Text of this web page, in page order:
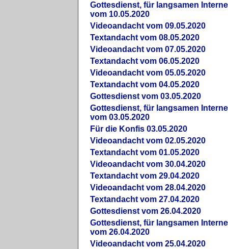
Gottesdienst, für langsamen
vom 10.05.2020
Videoandacht vom 09.05.2020
Textandacht vom 08.05.2020
Videoandacht vom 07.05.2020
Textandacht vom 06.05.2020
Videoandacht vom 05.05.2020
Textandacht vom 04.05.2020
Gottesdienst vom 03.05.2020
Gottesdienst, für langsamen
vom 03.05.2020
Für die Konfis 03.05.2020
Videoandacht vom 02.05.2020
Textandacht vom 01.05.2020
Videoandacht vom 30.04.2020
Textandacht vom 29.04.2020
Videoandacht vom 28.04.2020
Textandacht vom 27.04.2020
Gottesdienst vom 26.04.2020
Gottesdienst, für langsamen
vom 26.04.2020
Videoandacht vom 25.04.2020